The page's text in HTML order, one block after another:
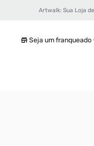
Artwalk: Sua Loja
Seja um franqueado
Camiseta